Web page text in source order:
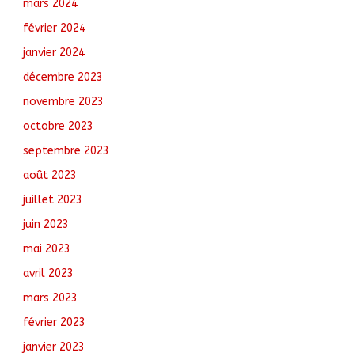
mars 2024
février 2024
janvier 2024
décembre 2023
novembre 2023
octobre 2023
septembre 2023
août 2023
juillet 2023
juin 2023
mai 2023
avril 2023
mars 2023
février 2023
janvier 2023